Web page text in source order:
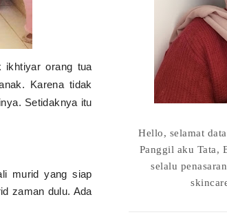
ikhtiyar orang tua
Karena tidak
Setidaknya itu
murid yang siap
zaman dulu. Ada
Hello, selamat
Panggil aku Tata,
selalu